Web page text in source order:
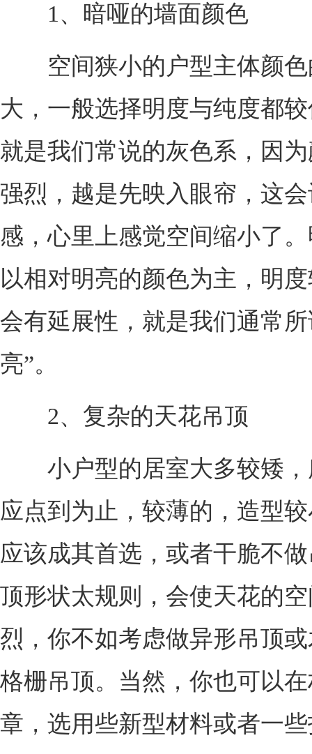
1、暗哑的墙面颜色
空间狭小的户型主体颜色
大，一般选择明度与纯度都
就是我们常说的灰色系，因
强烈，越是先映入眼帘，这
感，心里上感觉空间缩小了
以相对明亮的颜色为主，明
会有延展性，就是我们通常
亮”。
2、复杂的天花吊顶
小户型的居室大多较矮，
应点到为止，较薄的，造型
应该成其首选，或者干脆不
顶形状太规则，会使天花的
烈，你不如考虑做异形吊顶
格栅吊顶。当然，你也可以
章，选用些新型材料或者一